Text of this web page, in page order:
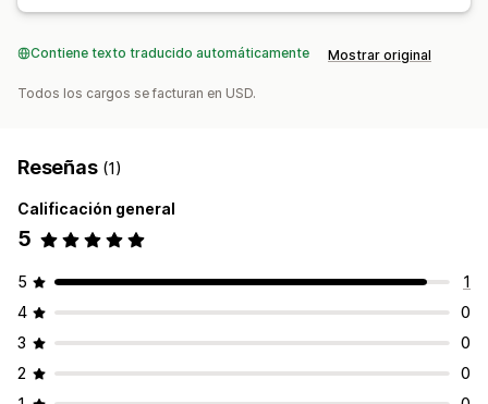
Contiene texto traducido automáticamente Mostrar original
Todos los cargos se facturan en USD.
Reseñas (1)
Calificación general
5
5
1
4
0
3
0
2
0